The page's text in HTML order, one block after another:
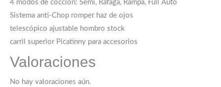
4 modos de cocción: Semi, Ráfaga, Rampa, Full Auto
Sistema anti-Chop romper haz de ojos
telescópico ajustable hombro stock
carril superior Picatinny para accesorios
Valoraciones
No hay valoraciones aún.